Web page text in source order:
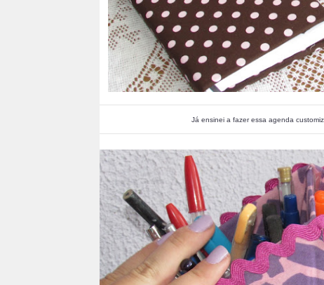
Já ensinei a fazer essa agenda